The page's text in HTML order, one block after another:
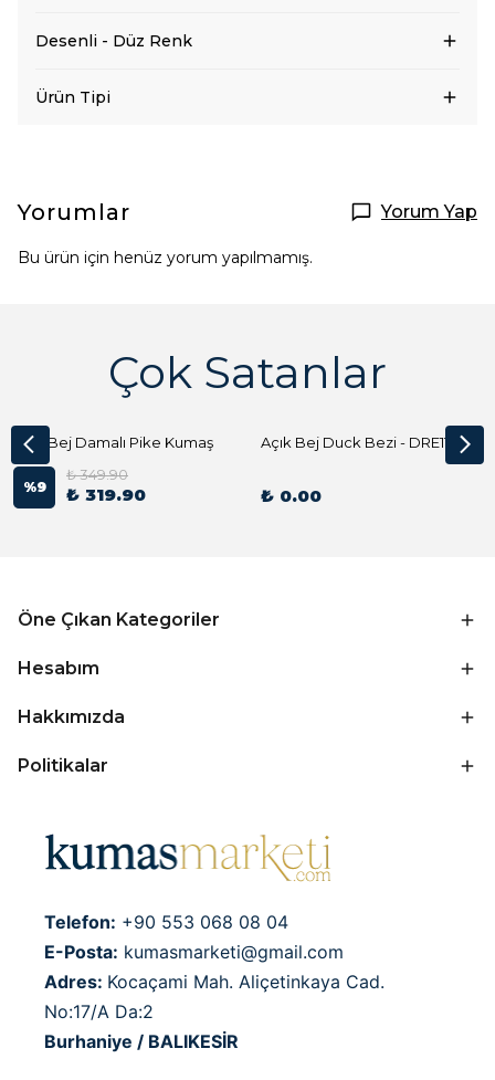
Desenli - Düz Renk
Ürün Tipi
Yorumlar Yorum Yap
Bu ürün için henüz yorum yapılmamış.
Çok Satanlar
Açık Bej Damalı Pike Kumaş
%9
₺ 349.90
₺ 319.90
Açık Bej Duck Bezi - DRE1144 Kumaş Peçete
₺ 0.00
Öne Çıkan Kategoriler
Hesabım
Hakkımızda
Politikalar
Telefon: +90 553 068 08 04
E-Posta: kumasmarketi@gmail.com
Adres: Kocaçami Mah. Aliçetinkaya Cad.
No:17/A Da:2
Burhaniye / BALIKESİR